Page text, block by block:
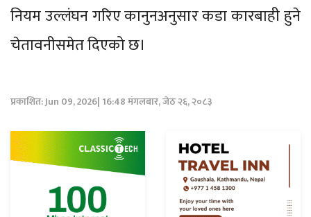
नियम उल्लंघन गरिए कानुनअनुसार कडा कारबाही हुने
चेतावनीसमेत दिएको छ।
प्रकाशित: Jun 09, 2026| 16:48 मंगलबार, जेठ २६, २०८३